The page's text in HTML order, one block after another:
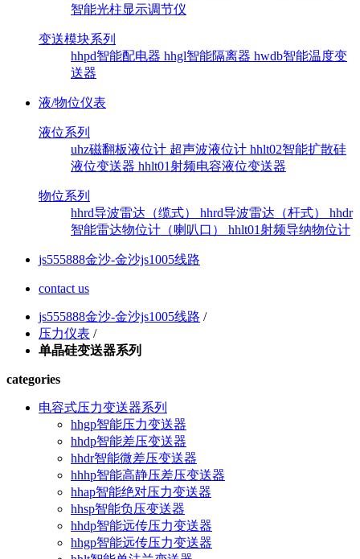
智能光柱显示调节仪
变送模块系列
hhpd智能配电器 hhgl智能隔离器 hwdb智能温度变
送器
液/物位仪表
液位系列
uhz磁翻板液位计 超声波液位计 hhlt02智能扩散硅
液位变送器 hhlt01射频电容液位变送器
物位系列
hhrd导波雷达（缆式） hhrd导波雷达（杆式） hhdr
智能雷达物位计（喇叭口） hhlt01射频导纳物位计
js555888金沙-金沙js1005线路
contact us
js555888金沙-金沙js1005线路 /
压力仪表 /
单晶硅变送器系列
categories
电容式压力变送器系列
hhgp智能压力变送器
hhdp智能差压变送器
hhdr智能微差压变送器
hhhp智能高静压差压变送器
hhap智能绝对压力变送器
hhsp智能负压变送器
hhdp智能远传压力变送器
hhgp智能远传压力变送器